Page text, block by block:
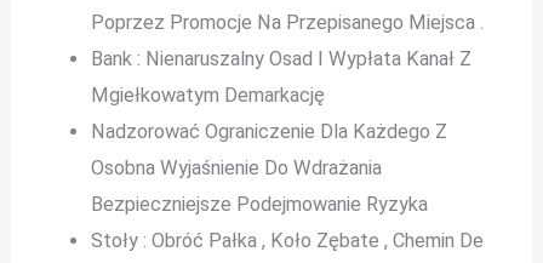
Poprzez Promocje Na Przepisanego Miejsca .
Bank : Nienaruszalny Osad I Wypłata Kanał Z
Mgiełkowatym Demarkację
Nadzorować Ograniczenie Dla Każdego Z
Osobna Wyjaśnienie Do Wdrażania
Bezpieczniejsze Podejmowanie Ryzyka
Stoły : Obróć Pałka , Koło Zębate , Chemin De